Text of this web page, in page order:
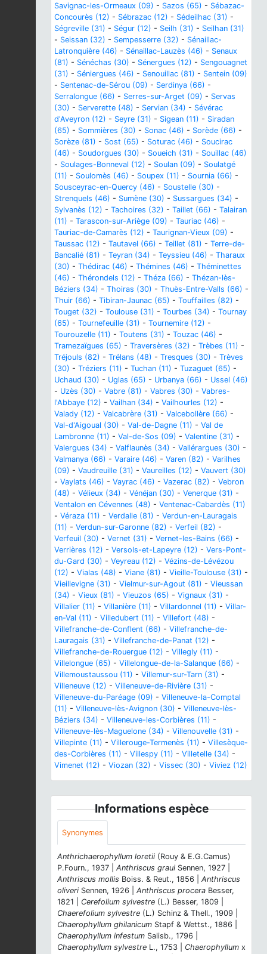
Savignac-les-Ormeaux (09) - Sazos (65) - Sébazac-
Concourès (12) - Sébrazac (12) - Sédeilhac (31) -
Ségreville (31) - Ségur (12) - Seilh (31) - Seilhan (31)
- Seissan (32) - Sempesserre (32) - Sénaillac-
Latronquière (46) - Sénaillac-Lauzès (46) - Senaux
(81) - Sénéchas (30) - Sénergues (12) - Sengouagnet
(31) - Séniergues (46) - Senouillac (81) - Sentein (09)
- Sentenac-de-Sérou (09) - Serdinya (66) -
Serralongue (66) - Serres-sur-Arget (09) - Servas
(30) - Serverette (48) - Servian (34) - Sévérac
d'Aveyron (12) - Seyre (31) - Sigean (11) - Siradan
(65) - Sommières (30) - Sonac (46) - Sorède (66) -
Sorèze (81) - Sost (65) - Soturac (46) - Soucirac
(46) - Soudorgues (30) - Soueich (31) - Souillac (46)
- Soulages-Bonneval (12) - Soulan (09) - Soulatgé
(11) - Soulomès (46) - Soupex (11) - Sournia (66) -
Sousceyrac-en-Quercy (46) - Soustelle (30) -
Strenquels (46) - Sumène (30) - Sussargues (34) -
Sylvanès (12) - Tachoires (32) - Taillet (66) - Talairan
(11) - Tarascon-sur-Ariège (09) - Tauriac (46) -
Tauriac-de-Camarès (12) - Taurignan-Vieux (09) -
Taussac (12) - Tautavel (66) - Teillet (81) - Terre-de-
Bancalié (81) - Teyran (34) - Teyssieu (46) - Tharaux
(30) - Thédirac (46) - Thémines (46) - Théminettes
(46) - Thérondels (12) - Théza (66) - Thézan-lès-
Béziers (34) - Thoiras (30) - Thuès-Entre-Valls (66) -
Thuir (66) - Tibiran-Jaunac (65) - Touffailles (82) -
Touget (32) - Toulouse (31) - Tourbes (34) - Tournay
(65) - Tournefeuille (31) - Tournemire (12) -
Tourouzelle (11) - Toutens (31) - Touzac (46) -
Tramezaïgues (65) - Traversères (32) - Trèbes (11) -
Tréjouls (82) - Trélans (48) - Tresques (30) - Trèves
(30) - Tréziers (11) - Tuchan (11) - Tuzaguet (65) -
Uchaud (30) - Uglas (65) - Urbanya (66) - Ussel (46)
- Uzès (30) - Vabre (81) - Vabres (30) - Vabres-
l'Abbaye (12) - Vailhan (34) - Vailhourles (12) -
Valady (12) - Valcabrère (31) - Valcebollère (66) -
Val-d'Aigoual (30) - Val-de-Dagne (11) - Val de
Lambronne (11) - Val-de-Sos (09) - Valentine (31) -
Valergues (34) - Valflaunès (34) - Vallérargues (30) -
Valmanya (66) - Varaire (46) - Varen (82) - Varilhes
(09) - Vaudreuille (31) - Vaureilles (12) - Vauvert (30)
- Vaylats (46) - Vayrac (46) - Vazerac (82) - Vebron
(48) - Vélieux (34) - Vénéjan (30) - Venerque (31) -
Ventalon en Cévennes (48) - Ventenac-Cabardès (11)
- Véraza (11) - Verdalle (81) - Verdun-en-Lauragais
(11) - Verdun-sur-Garonne (82) - Verfeil (82) -
Verfeuil (30) - Vernet (31) - Vernet-les-Bains (66) -
Verrières (12) - Versols-et-Lapeyre (12) - Vers-Pont-
du-Gard (30) - Veyreau (12) - Vézins-de-Lévézou
(12) - Vialas (48) - Viane (81) - Vieille-Toulouse (31) -
Vieillevigne (31) - Vielmur-sur-Agout (81) - Vieussan
(34) - Vieux (81) - Vieuzos (65) - Vignaux (31) -
Villalier (11) - Villanière (11) - Villardonnel (11) - Villar-
en-Val (11) - Villedubert (11) - Villefort (48) -
Villefranche-de-Conflent (66) - Villefranche-de-
Lauragais (31) - Villefranche-de-Panat (12) -
Villefranche-de-Rouergue (12) - Villegly (11) -
Villelongue (65) - Villelongue-de-la-Salanque (66) -
Villemoustaussou (11) - Villemur-sur-Tarn (31) -
Villeneuve (12) - Villeneuve-de-Rivière (31) -
Villeneuve-du-Paréage (09) - Villeneuve-la-Comptal
(11) - Villeneuve-lès-Avignon (30) - Villeneuve-lès-
Béziers (34) - Villeneuve-les-Corbières (11) -
Villeneuve-lès-Maguelone (34) - Villenouvelle (31) -
Villepinte (11) - Villerouge-Termenès (11) - Villesèque-
des-Corbières (11) - Villespy (11) - Villetelle (34) -
Vimenet (12) - Viozan (32) - Vissec (30) - Viviez (12)
Informations espèce
Synonymes
Anthrichaerophyllum loretii (Rouy & E.G.Camus)
P.Fourn., 1937 | Anthriscus graui Sennen, 1927 |
Anthriscus mollis Boiss. & Reut., 1856 | Anthriscus
oliveri Sennen, 1926 | Anthriscus procera Besser,
1821 | Cerefolium sylvestre (L.) Besser, 1809 |
Chaerefolium sylvestre (L.) Schinz & Thell., 1909 |
Chaerophyllum ghilanicum Stapf & Wettst., 1886 |
Chaerophyllum infestum Salisb., 1796 |
Chaerophyllum sylvestre L., 1753 | Chaerophyllum x